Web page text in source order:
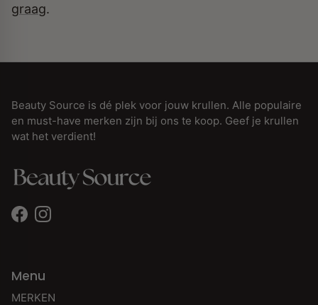
graag.
Beauty Source is dé plek voor jouw krullen. Alle populaire
en must-have merken zijn bij ons te koop. Geef je krullen
wat het verdient!
FacebookInstagram
Menu
MERKEN